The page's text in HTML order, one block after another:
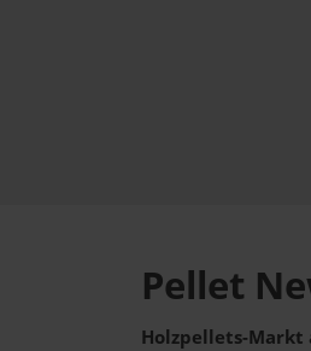
Pellet
Holzpellets-Markt